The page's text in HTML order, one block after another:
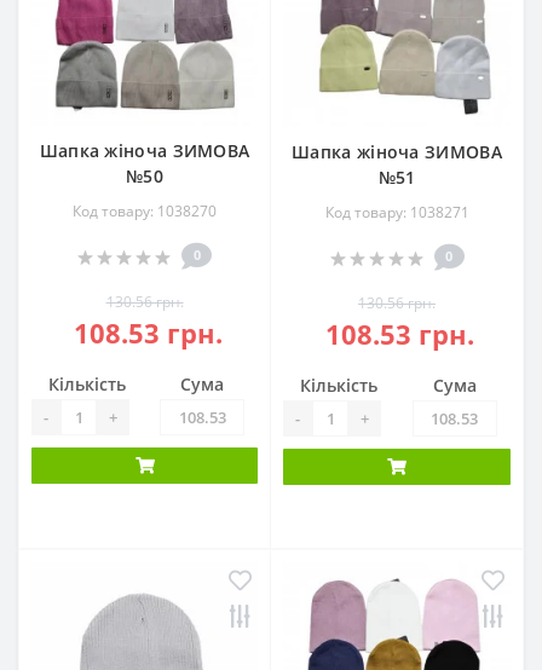
Шапка жіноча ЗИМОВА
№50
Код товару: 1038270
0
130.56 грн.
108.53 грн.
Кількість
- +
Сума
Шапка жіноча ЗИМОВА
№51
Код товару: 1038271
0
130.56 грн.
108.53 грн.
Кількість
- +
Сума